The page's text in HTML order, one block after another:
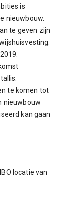
is
nieuwbouw.
te geven zijn
te komen tot
nieuwbouw
kan gaan
locatie van